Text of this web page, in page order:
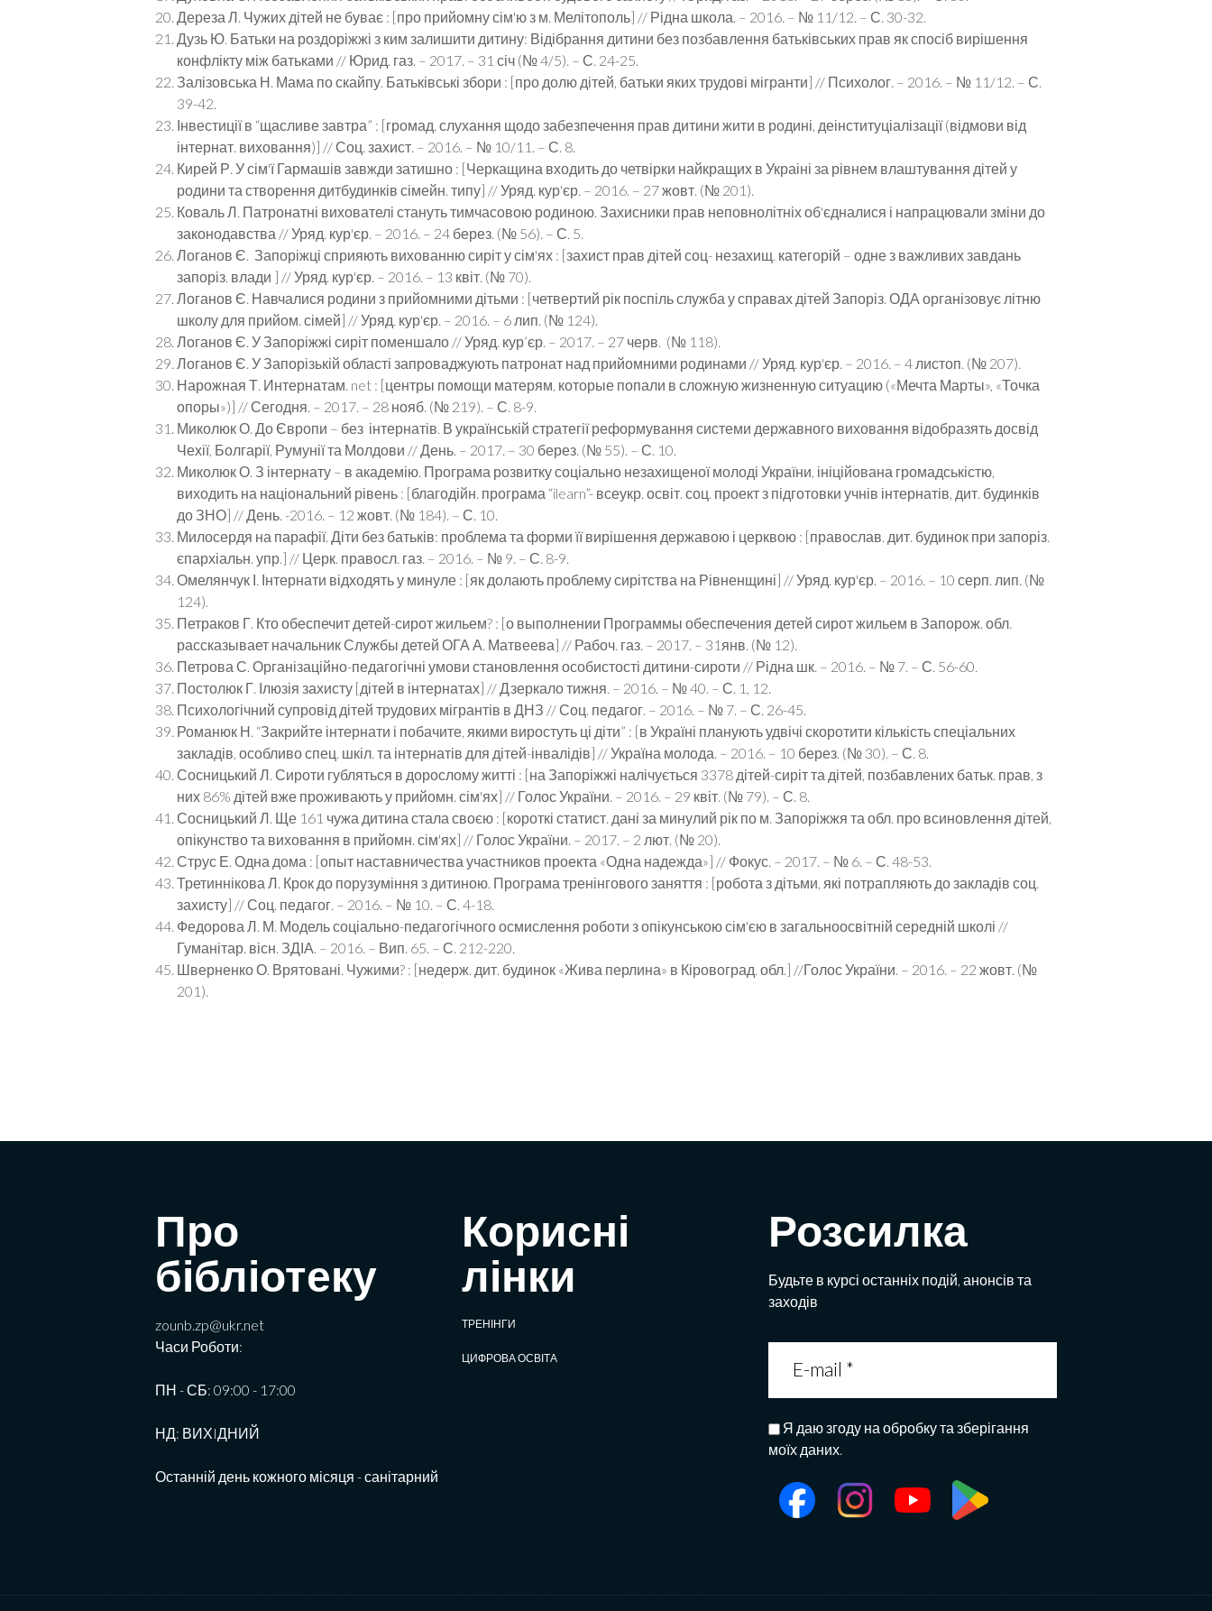
Дереза Л. Чужих дітей не буває : [про прийомну сім'ю з м. Мелітополь] // Рідна школа. – 2016. – № 11/12. – С. 30-32.
Дузь Ю. Батьки на роздоріжжі з ким залишити дитину: Відібрання дитини без позбавлення батьківських прав як спосіб вирішення
конфлікту між батьками // Юрид. газ. – 2017. – 31 січ (№ 4/5). – С. 24-25.
Залізовська Н. Мама по скайпу. Батьківські збори : [про долю дітей, батьки яких трудові мігранти] // Психолог. – 2016. – № 11/12. – С.
39-42.
Інвестиції в “щасливе завтра” : [громад. слухання щодо забезпечення прав дитини жити в родині, деінституціалізації (відмови від
інтернат. виховання)] // Соц. захист. – 2016. – № 10/11. – С. 8.
Кирей Р. У сім'ї Гармашів завжди затишно : [Черкащина входить до четвірки найкращих в Украіні за рівнем влаштування дітей у
родини та створення дитбудинків сімейн. типу] // Уряд. кур'єр. – 2016. – 27 жовт. (№ 201).
Коваль Л. Патронатні вихователі стануть тимчасовою родиною. Захисники прав неповнолітніх об'єдналися і напрацювали зміни до
законодавства // Уряд. кур'єр. – 2016. – 24 берез. (№ 56). – С. 5.
Логанов Є. Запоріжці сприяють вихованню сиріт у сім'ях : [захист прав дітей соц- незахищ. категорій – одне з важливих завдань
запоріз. влади ] // Уряд. кур'єр. – 2016. – 13 квіт. (№ 70).
Логанов Є. Навчалися родини з прийомними дітьми : [четвертий рік поспіль служба у справах дітей Запоріз. ОДА організовує літню
школу для прийом. сімей] // Уряд. кур'єр. – 2016. – 6 лип. (№ 124).
Логанов Є. У Запоріжжі сиріт поменшало // Уряд. кур’єр. – 2017. – 27 черв. (№ 118).
Логанов Є. У Запорізькій області запроваджують патронат над прийомними родинами // Уряд. кур'єр. – 2016. – 4 листоп. (№ 207).
Нарожная Т. Интернатам. net : [центры помощи матерям, которые попали в сложную жизненную ситуацию («Мечта Марты», «Точка
опоры»)] // Сегодня. – 2017. – 28 нояб. (№ 219). – С. 8-9.
Миколюк О. До Європи – без інтернатів. В українській стратегії реформування системи державного виховання відобразять досвід
Чехії, Болгарії, Румунії та Молдови // День. – 2017. – 30 берез. (№ 55). – С. 10.
Миколюк О. З інтернату – в академію. Програма розвитку соціально незахищеної молоді України, ініційована громадськістю,
виходить на національний рівень : [благодійн. програма “ilearn”- всеукр. освіт. соц. проект з підготовки учнів інтернатів, дит. будинків
до ЗНО] // День. -2016. – 12 жовт. (№ 184). – С. 10.
Милосердя на парафії. Діти без батьків: проблема та форми її вирішення державою і церквою : [православ. дит. будинок при запоріз.
єпархіальн. упр.] // Церк. правосл. газ. – 2016. – № 9. – С. 8-9.
Омелянчук І. Інтернати відходять у минуле : [як долають проблему сирітства на Рівненщині] // Уряд. кур'єр. – 2016. – 10 серп. лип. (№
124).
Петраков Г. Кто обеспечит детей-сирот жильем? : [о выполнении Программы обеспечения детей сирот жильем в Запорож. обл.
рассказывает начальник Службы детей ОГА А. Матвеева] // Рабоч. газ. – 2017. – 31янв. (№ 12).
Петрова С. Організаційно-педагогічні умови становлення особистості дитини-сироти // Рідна шк. – 2016. – № 7. – С. 56-60.
Постолюк Г. Ілюзія захисту [дітей в інтернатах] // Дзеркало тижня. – 2016. – № 40. – С. 1, 12.
Психологічний супровід дітей трудових мігрантів в ДНЗ // Соц. педагог. – 2016. – № 7. – С. 26-45.
Романюк Н. “Закрийте інтернати і побачите, якими виростуть ці діти” : [в Україні планують удвічі скоротити кількість спеціальних
закладів, особливо спец. шкіл. та інтернатів для дітей-інвалідів] // Україна молода. – 2016. – 10 берез. (№ 30). – С. 8.
Сосницький Л. Сироти губляться в дорослому житті : [на Запоріжжі налічується 3378 дітей-сиріт та дітей, позбавлених батьк. прав, з
них 86% дітей вже проживають у прийомн. сім'ях] // Голос України. – 2016. – 29 квіт. (№ 79). – С. 8.
Сосницький Л. Ще 161 чужа дитина стала своєю : [короткі статист. дані за минулий рік по м. Запоріжжя та обл. про всиновлення дітей,
опікунство та виховання в прийомн. сім'ях] // Голос України. – 2017. – 2 лют. (№ 20).
Струс Е. Одна дома : [опыт наставничества участников проекта «Одна надежда»] // Фокус. – 2017. – № 6. – С. 48-53.
Третиннікова Л. Крок до порузуміння з дитиною. Програма тренінгового заняття : [робота з дітьми, які потрапляють до закладів соц.
захисту] // Соц. педагог. – 2016. – № 10. – С. 4-18.
Федорова Л. М. Модель соціально-педагогічного осмислення роботи з опікунською сім'єю в загальноосвітній середній школі //
Гуманітар. вісн. ЗДІА. – 2016. – Вип. 65. – С. 212-220.
Шверненко О. Врятовані. Чужими? : [недерж. дит. будинок «Жива перлина» в Кіровоград. обл.] //Голос України. – 2016. – 22 жовт. (№
201).
Про
бібліотеку
zounb.zp@ukr.net
Часи Роботи:
ПН - СБ: 09:00 - 17:00
НД: ВИХIДНИЙ
Останній день кожного місяця - санітарний
Корисні
лінки
ТРЕНІНГИ
ЦИФРОВА ОСВІТА
Розсилка
Будьте в курсі останніх подій, анонсів та
заходів
Я даю згоду на обробку та зберігання
моїх даних.